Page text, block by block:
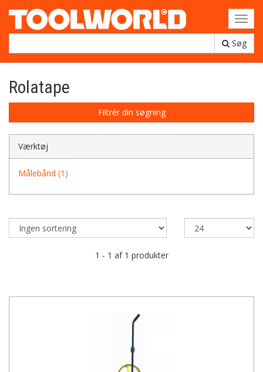
Søg
Rolatape
Filtrér din søgning
Værktøj
Målebånd (1)
1 - 1 af 1 produkter